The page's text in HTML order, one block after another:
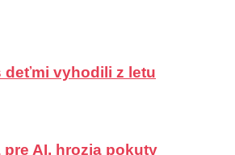
deťmi vyhodili z letu
AI, hrozia pokuty